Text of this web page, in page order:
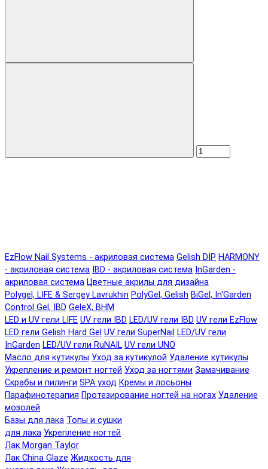
EzFlow Nail Systems - акриловая система Gelish DIP HARMONY
- акриловая система IBD - акриловая система InGarden -
акриловая система Цветные акрилы для дизайна
Polygel, LIFE & Sergey Lavrukhin PolyGel, Gelish BiGel, In'Garden
Control Gel, IBD GeleX, BHM
LED и UV гели LIFE UV гели IBD LED/UV гели IBD UV гели EzFlow
LED гели Gelish Hard Gel UV гели SuperNail LED/UV гели
InGarden LED/UV гели RuNAIL UV гели UNO
Масло для кутикулы Уход за кутикулой Удаление кутикулы
Укрепление и ремонт ногтей Уход за ногтями Замачивание
Скрабы и пилинги SPA уход Кремы и лосьоны
Парафинотерапия Протезирование ногтей на ногах Удаление
мозолей
Базы для лака Топы и сушки
для лака Укрепление ногтей
Лак Morgan Taylor
Лак China Glaze Жидкость для